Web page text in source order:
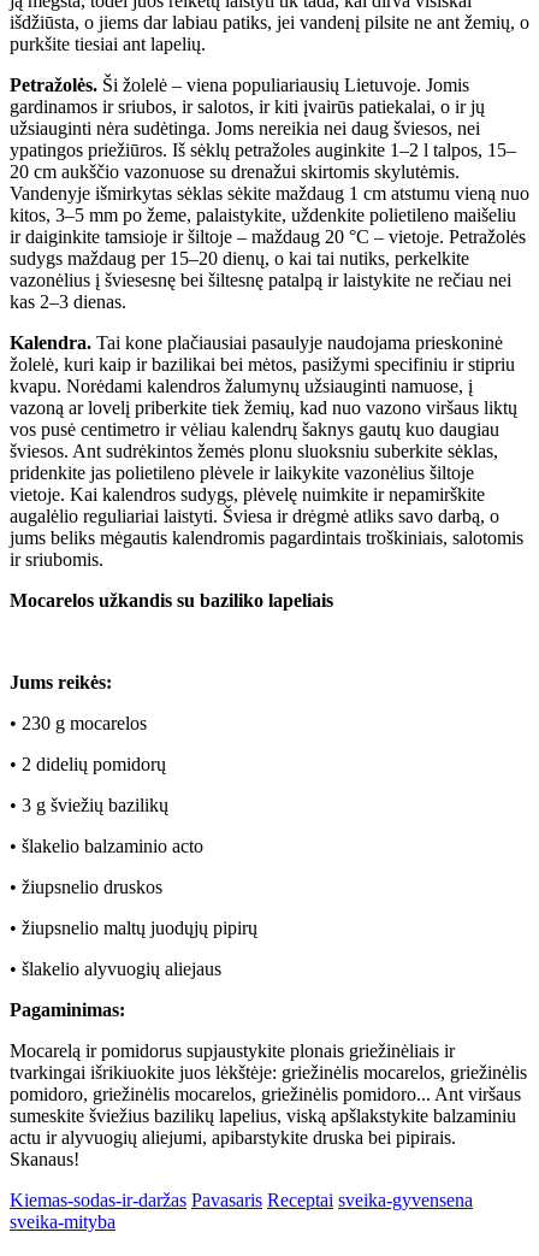
išdžiūsta, o jiems dar labiau patiks, jei vandenį pilsite ne ant žemių, o
purkšite tiesiai ant lapelių.
Petražolės. Ši žolelė – viena populiariausių Lietuvoje. Jomis
gardinamos ir sriubos, ir salotos, ir kiti įvairūs patiekalai, o ir jų
užsiauginti nėra sudėtinga. Joms nereikia nei daug šviesos, nei
ypatingos priežiūros. Iš sėklų petražoles auginkite 1–2 l talpos, 15–
20 cm aukščio vazonuose su drenažui skirtomis skylutėmis.
Vandenyje išmirkytas sėklas sėkite maždaug 1 cm atstumu vieną nuo
kitos, 3–5 mm po žeme, palaistykite, uždenkite polietileno maišeliu
ir daiginkite tamsioje ir šiltoje – maždaug 20 °C – vietoje. Petražolės
sudygs maždaug per 15–20 dienų, o kai tai nutiks, perkelkite
vazonėlius į šviesesnę bei šiltesnę patalpą ir laistykite ne rečiau nei
kas 2–3 dienas.
Kalendra. Tai kone plačiausiai pasaulyje naudojama prieskoninė
žolelė, kuri kaip ir bazilikai bei mėtos, pasižymi specifiniu ir stipriu
kvapu. Norėdami kalendros žalumynų užsiauginti namuose, į
vazoną ar lovelį priberkite tiek žemių, kad nuo vazono viršaus liktų
vos pusė centimetro ir vėliau kalendrų šaknys gautų kuo daugiau
šviesos. Ant sudrėkintos žemės plonu sluoksniu suberkite sėklas,
pridenkite jas polietileno plėvele ir laikykite vazonėlius šiltoje
vietoje. Kai kalendros sudygs, plėvelę nuimkite ir nepamirškite
augalėlio reguliariai laistyti. Šviesa ir drėgmė atliks savo darbą, o
jums beliks mėgautis kalendromis pagardintais troškiniais, salotomis
ir sriubomis.
Mocarelos užkandis su baziliko lapeliais
Jums reikės:
• 230 g mocarelos
• 2 didelių pomidorų
• 3 g šviežių bazilikų
• šlakelio balzaminio acto
• žiupsnelio druskos
• žiupsnelio maltų juodųjų pipirų
• šlakelio alyvuogių aliejaus
Pagaminimas:
Mocarelą ir pomidorus supjaustykite plonais griežinėliais ir
tvarkingai išrikiuokite juos lėkštėje: griežinėlis mocarelos, griežinėlis
pomidoro, griežinėlis mocarelos, griežinėlis pomidoro... Ant viršaus
sumeskite šviežius bazilikų lapelius, viską apšlakstykite balzaminiu
actu ir alyvuogių aliejumi, apibarstykite druska bei pipirais.
Skanaus!
Kiemas-sodas-ir-daržas Pavasaris Receptai sveika-gyvensena
sveika-mityba